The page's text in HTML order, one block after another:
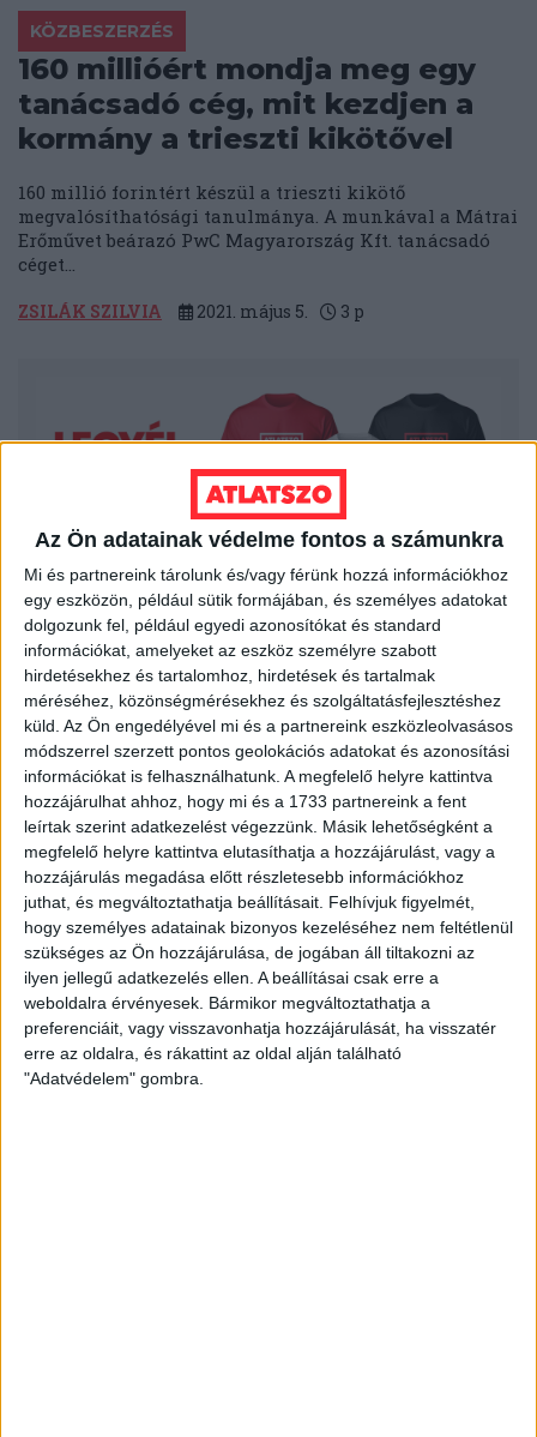
Az Ön adatainak védelme fontos a számunkra
Mi és partnereink tárolunk és/vagy férünk hozzá információkhoz
egy eszközön, például sütik formájában, és személyes adatokat
dolgozunk fel, például egyedi azonosítókat és standard
információkat, amelyeket az eszköz személyre szabott
hirdetésekhez és tartalomhoz, hirdetések és tartalmak
méréséhez, közönségmérésekhez és szolgáltatásfejlesztéshez
küld. Az Ön engedélyével mi és a partnereink eszközleolvasásos
módszerrel szerzett pontos geolokációs adatokat és azonosítási
információkat is felhasználhatunk. A megfelelő helyre kattintva
hozzájárulhat ahhoz, hogy mi és a 1733 partnereink a fent
leírtak szerint adatkezelést végezzünk. Másik lehetőségként a
megfelelő helyre kattintva elutasíthatja a hozzájárulást, vagy a
hozzájárulás megadása előtt részletesebb információkhoz
juthat, és megváltoztathatja beállításait. Felhívjuk figyelmét,
hogy személyes adatainak bizonyos kezeléséhez nem feltétlenül
szükséges az Ön hozzájárulása, de jogában áll tiltakozni az
ilyen jellegű adatkezelés ellen. A beállításai csak erre a
weboldalra érvényesek. Bármikor megváltoztathatja a
preferenciáit, vagy visszavonhatja hozzájárulását, ha visszatér
erre az oldalra, és rákattint az oldal alján található
"Adatvédelem" gombra.
KÖZBESZERZÉS
160 millióért mondja meg egy
tanácsadó cég, mit kezdjen a
kormány a trieszti kikötővel
160 millió forintért készül a trieszti kikötő
megvalósíthatósági tanulmánya. A munkával a Mátrai
Erőművet beárazó PwC Magyarország Kft. tanácsadó
céget...
ZSILÁK SZILVIA 2021. május 5. 3 p
LEGFRISSEBB
2026. augusztus 7.
Orbán Gáspár Csádban, mérgező anyag
Újpesten és Rákospalotán
2026. augusztus 7.
Félmilliárd forintot kapott a CÖF
„magyarországi vállalkozásoktól” 2025-
ben
2026. augusztus 6.
Mészárosék V-Híd Kft.-je behúzta az
első, 300 milliós tenderét a választások
óta